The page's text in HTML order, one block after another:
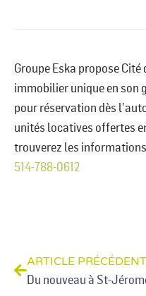
Groupe Eska propose Cité
immobilier unique en son
pour réservation dès
unités locatives offertes
trouverez les
514-788-0612
ARTICLE PRÉCÉDENT
Du nouveau à St-